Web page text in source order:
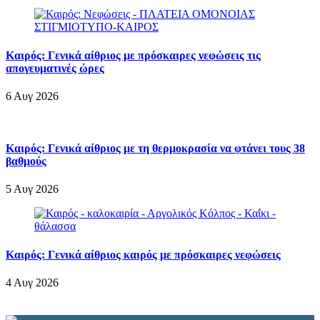
Καιρός: Γενικά αίθριος με πρόσκαιρες νεφώσεις τις
απογευματινές ώρες
6 Αυγ 2026
Καιρός: Γενικά αίθριος με τη θερμοκρασία να φτάνει τους 38
βαθμούς
5 Αυγ 2026
Καιρός: Γενικά αίθριος καιρός με πρόσκαιρες νεφώσεις
4 Αυγ 2026